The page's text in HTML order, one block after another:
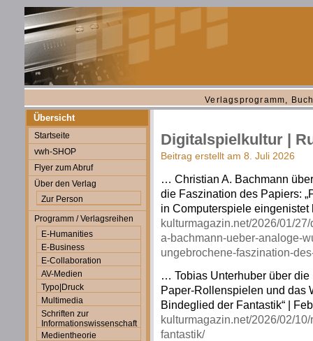
Verlagsprogramm,
Übersicht
Startseite
vwh-SHOP
Flyer zum Abruf
Über den Verlag
Zur Person
Programm / Verlagsreihen
E-Humanities
E-Business
E-Collaboration
AV-Medien
Typo|Druck
Multimedia
Schriften zur
Informationswissenschaft
Medientheorie
Digitalspielkultur |
Beitrag erstellt am 8. Juli 2026
… Christian A. Bachmann
die Faszination des Papiers:
in Computerspiele eingenistet
kulturmagazin.net/2026/01/
a-bachmann-ueber-analoge-
ungebrochene-faszination-
… Tobias Unterhuber über
Paper-Rollenspielen und das
Bindeglied der Fantastik“ |
kulturmagazin.net/2026/02/
fantastik/